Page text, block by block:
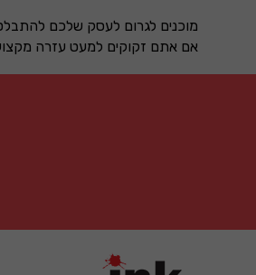
מוכנים לגרום לעסק שלכם
אם אתם זקוקים למעט עזרה